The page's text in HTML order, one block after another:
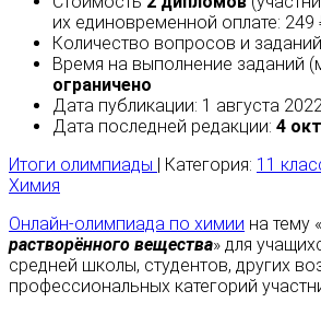
их единовременной оплате: 249
Количество вопросов и
Время на выполнение заданий
ограничено
Дата публикации: 1 августа
Дата последней редакции: 4
Итоги олимпиады
| Категория: 11
Химия
Онлайн-олимпиада по химии на тему «
растворённого вещества» для
средней школы, студентов, других
профессиональных категорий